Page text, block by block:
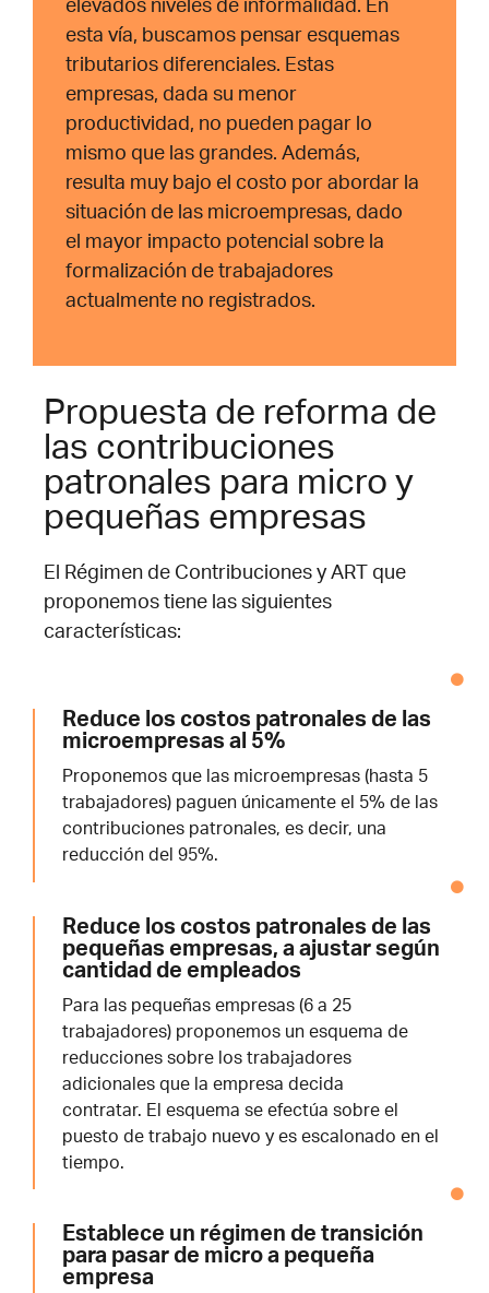
elevados niveles de informalidad. En
esta vía, buscamos pensar esquemas
tributarios diferenciales. Estas
empresas, dada su menor
productividad, no pueden pagar lo
mismo que las grandes. Además,
resulta muy bajo el costo por abordar la
situación de las microempresas, dado
el mayor impacto potencial sobre la
formalización de trabajadores
actualmente no registrados.
Propuesta de reforma de
las contribuciones
patronales para micro y
pequeñas empresas
El Régimen de Contribuciones y ART que
proponemos tiene las siguientes
características:
Reduce los costos patronales de las
microempresas al 5%
Proponemos que las microempresas (hasta 5
trabajadores) paguen únicamente el 5% de las
contribuciones patronales, es decir, una
reducción del 95%.
Reduce los costos patronales de las
pequeñas empresas, a ajustar según
cantidad de empleados
Para las pequeñas empresas (6 a 25
trabajadores) proponemos un esquema de
reducciones sobre los trabajadores
adicionales que la empresa decida
contratar. El esquema se efectúa sobre el
puesto de trabajo nuevo y es escalonado en el
tiempo.
Establece un régimen de transición
para pasar de micro a pequeña
empresa